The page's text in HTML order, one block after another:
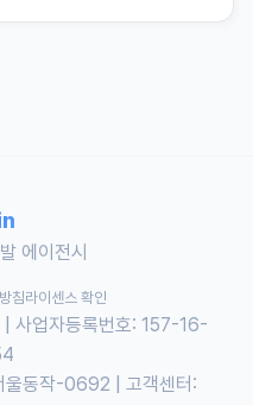
에이전시
침라이센스 확인
| 사업자등록번호: 157-16-
울동작-0692 | 고객센터: